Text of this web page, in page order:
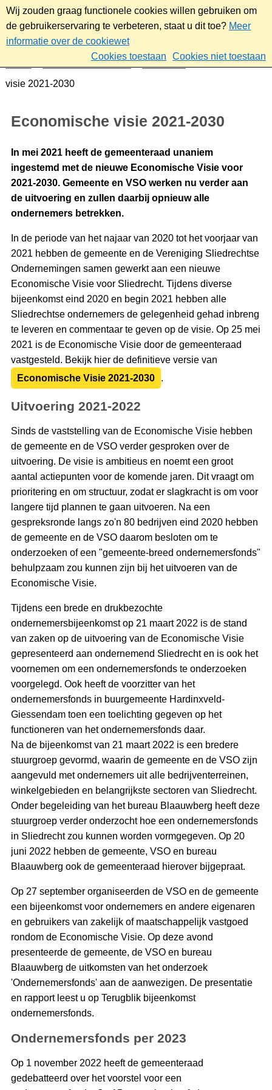
Wij zouden graag functionele cookies willen gebruiken om
de gebruikerservaring te verbeteren, staat u dit toe? Meer
informatie over de cookiewet
Cookies toestaan
Cookies niet toestaan
Werk & ondernemen Economie
Economische
visie 2021-2030
Economische visie 2021-2030
In mei 2021 heeft de gemeenteraad unaniem
ingestemd met de nieuwe Economische Visie voor
2021-2030. Gemeente en VSO werken nu verder aan
de uitvoering en zullen daarbij opnieuw alle
ondernemers betrekken.
In de periode van het najaar van 2020 tot het voorjaar van
2021 hebben de gemeente en de Vereniging Sliedrechtse
Ondernemingen samen gewerkt aan een nieuwe
Economische Visie voor Sliedrecht. Tijdens diverse
bijeenkomst eind 2020 en begin 2021 hebben alle
Sliedrechtse ondernemers de gelegenheid gehad inbreng
te leveren en commentaar te geven op de visie. Op 25 mei
2021 is de Economische Visie door de gemeenteraad
vastgesteld. Bekijk hier de definitieve versie van
Economische Visie 2021-2030
.
Uitvoering 2021-2022
Sinds de vaststelling van de Economische Visie hebben
de gemeente en de VSO verder gesproken over de
uitvoering. De visie is ambitieus en noemt een groot
aantal actiepunten voor de komende jaren. Dit vraagt om
prioritering en om structuur, zodat er slagkracht is om voor
langere tijd plannen te gaan uitvoeren. Na een
gespreksronde langs zo'n 80 bedrijven eind 2020 hebben
de gemeente en de VSO daarom besloten om te
onderzoeken of een "gemeente-breed ondernemersfonds"
behulpzaam zou kunnen zijn bij het uitvoeren van de
Economische Visie.
Tijdens een brede en drukbezochte
ondernemersbijeenkomst op 21 maart 2022 is de stand
van zaken op de uitvoering van de Economische Visie
gepresenteerd aan ondernemend Sliedrecht en is ook het
voornemen om een ondernemersfonds te onderzoeken
voorgelegd. Ook heeft de voorzitter van het
ondernemersfonds in buurgemeente Hardinxveld-
Giessendam toen een toelichting gegeven op het
functioneren van het ondernemersfonds daar.
Na de bijeenkomst van 21 maart 2022 is een bredere
stuurgroep gevormd, waarin de gemeente en de VSO zijn
aangevuld met ondernemers uit alle bedrijventerreinen,
winkelgebieden en belangrijkste sectoren van Sliedrecht.
Onder begeleiding van het bureau Blaauwberg heeft deze
stuurgroep verder onderzocht hoe een ondernemersfonds
in Sliedrecht zou kunnen worden vormgegeven. Op 20
juni 2022 hebben de gemeente, VSO en bureau
Blaauwberg ook de gemeenteraad hierover bijgepraat.
Op 27 september organiseerden de VSO en de gemeente
een bijeenkomst voor ondernemers en andere eigenaren
en gebruikers van zakelijk of maatschappelijk vastgoed
rondom de Economische Visie. Op deze avond
presenteerde de gemeente, de VSO en bureau
Blaauwberg de uitkomsten van het onderzoek
'Ondernemersfonds' aan de aanwezigen. De presentatie
en rapport leest u op Terugblik bijeenkomst
ondernemersfonds.
Ondernemersfonds per 2023
Op 1 november 2022 heeft de gemeenteraad
gedebatteerd over het voorstel voor een